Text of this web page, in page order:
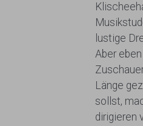
lustige
Aber
Länge
sollst,
dirigieren